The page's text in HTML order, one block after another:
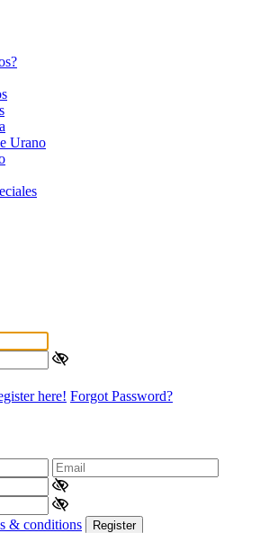
Urano
here! Forgot Password?
& conditions Register